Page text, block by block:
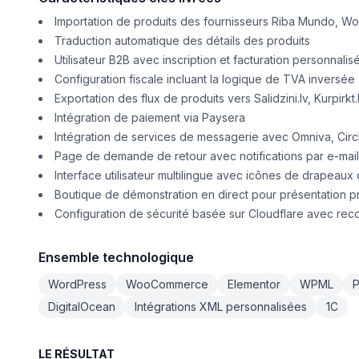
Importation de produits des fournisseurs Riba Mundo,
Traduction automatique des détails des produits
Utilisateur B2B avec inscription et facturation
Configuration fiscale incluant la logique de TVA inversée
Exportation des flux de produits vers Salidzini.lv,
Intégration de paiement via Paysera
Intégration de services de messagerie avec Omniva,
Page de demande de retour avec notifications par e-mail
Interface utilisateur multilingue avec icônes de
Boutique de démonstration en direct pour présentation
Configuration de sécurité basée sur Cloudflare avec
Ensemble technologique
WordPress WooCommerce Elementor WPML
DigitalOcean
Intégrations XML personnalisées 1C
LE RÉSULTAT